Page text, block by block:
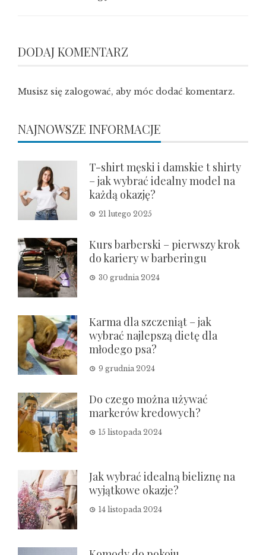
DODAJ KOMENTARZ
Musisz się zalogować, aby móc dodać komentarz.
NAJNOWSZE INFORMACJE
T-shirt męski i damskie t shirty
– jak wybrać idealny model na
każdą okazję?
21 lutego 2025
Kurs barberski – pierwszy krok
do kariery w barberingu
30 grudnia 2024
Karma dla szczeniąt – jak
wybrać najlepszą dietę dla
młodego psa?
9 grudnia 2024
Do czego można używać
markerów kredowych?
15 listopada 2024
Jak wybrać idealną bieliznę na
wyjątkowe okazje?
14 listopada 2024